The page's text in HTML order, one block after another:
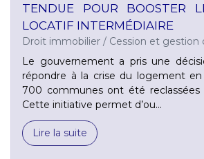
TENDUE POUR BOOSTER
LOCATIF INTERMÉDIAIRE
Droit immobilier / Cession et gestion
Le gouvernement a pris une
répondre à la crise du logement
700 communes ont été
Cette initiative permet d’ou...
Lire la suite